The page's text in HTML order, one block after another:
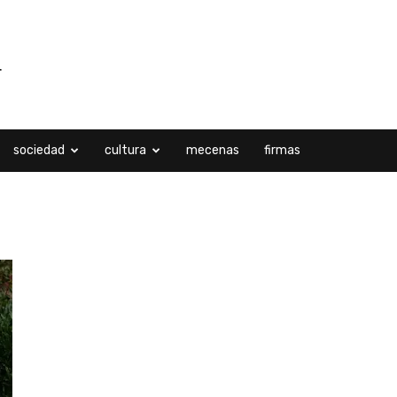
sociedad cultura mecenas firmas